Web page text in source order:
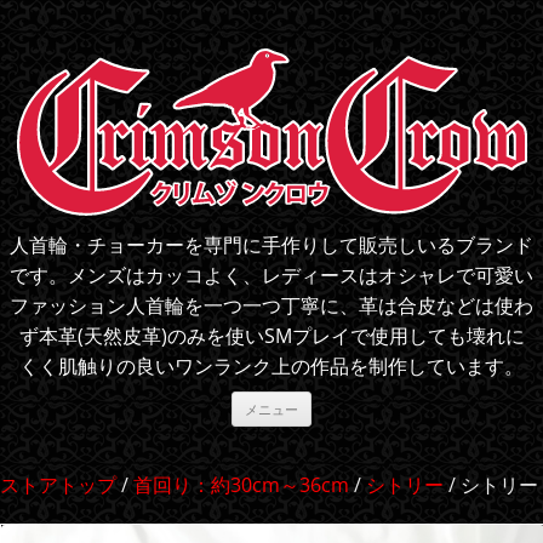
人首輪・チョーカーを専門に手作りして販売しいるブランド
です。メンズはカッコよく、レディースはオシャレで可愛い
ファッション人首輪を一つ一つ丁寧に、革は合皮などは使わ
ず本革(天然皮革)のみを使いSMプレイで使用しても壊れに
くく肌触りの良いワンランク上の作品を制作しています。
メニュー
ツ
へ
ス
ストアトップ/首回り：約30cm～36cm / シトリー / シトリー